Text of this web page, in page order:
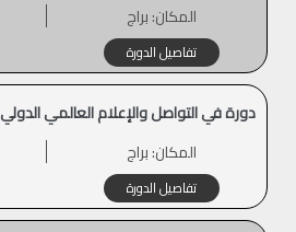
المكان:براج
تفاصيل الدورة
دورة في التواصل والإعلام العالمي الدولي
المكان:براج
تفاصيل الدورة